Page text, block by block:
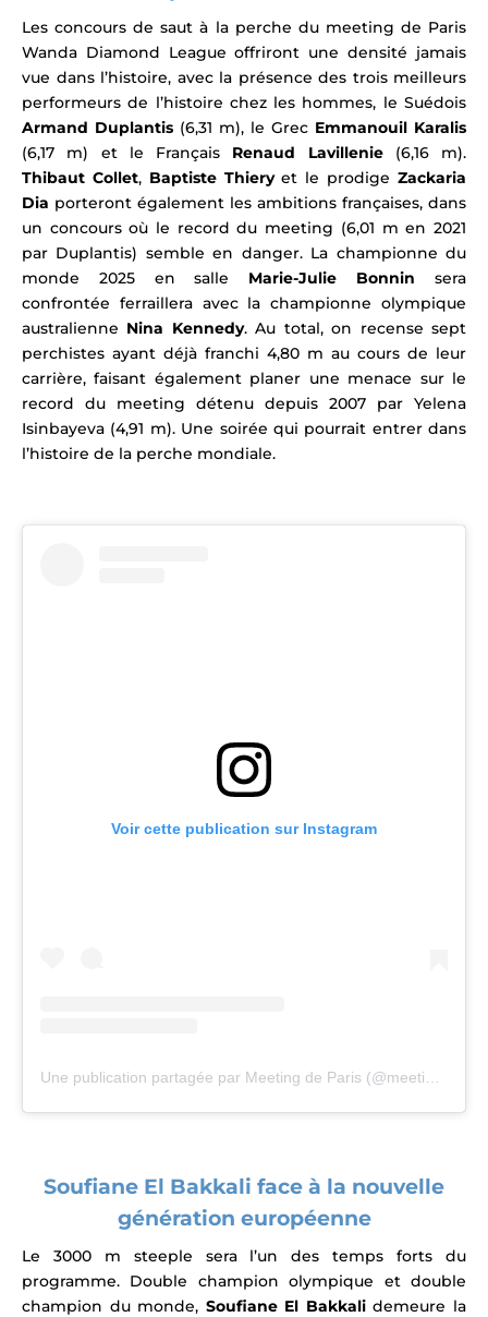
Les concours de saut à la perche du meeting de Paris
Wanda Diamond League offriront une densité jamais
vue dans l’histoire, avec la présence des trois meilleurs
performeurs de l’histoire chez les hommes, le Suédois
Armand Duplantis (6,31 m), le Grec Emmanouil Karalis
(6,17 m) et le Français Renaud Lavillenie(6,16 m).
Thibaut Collet, Baptiste Thieryet le prodigeZackaria
Dia porteront également les ambitions françaises, dans
un concours où le record du meeting (6,01 m en 2021
par Duplantis) semble en danger. La championne du
monde 2025 en salle Marie-Julie Bonnin sera
confrontée ferraillera avec la championne olympique
australienne Nina Kennedy. Au total, on recense sept
perchistes ayant déjà franchi 4,80 m au cours de leur
carrière, faisant également planer une menace sur le
record du meeting détenu depuis 2007 par Yelena
Isinbayeva (4,91 m). Une soirée qui pourrait entrer dans
l’histoire de la perche mondiale.
Voir cette publication sur Instagram
Soufiane El Bakkali face à la nouvelle
génération européenne
Le 3000 m steeple sera l’un des temps forts du
programme. Double champion olympique et double
champion du monde, Soufiane El Bakkalidemeure la